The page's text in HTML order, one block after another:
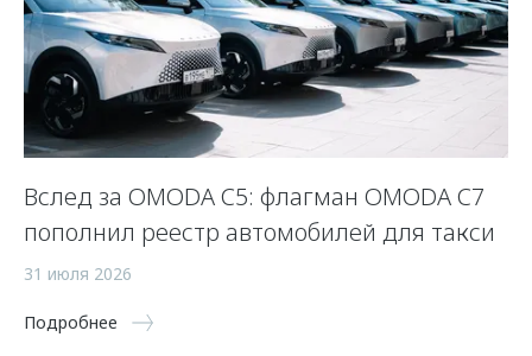
Вслед за OMODA C5: флагман OMODA C7
пополнил реестр автомобилей для такси
31 июля 2026
Подробнее